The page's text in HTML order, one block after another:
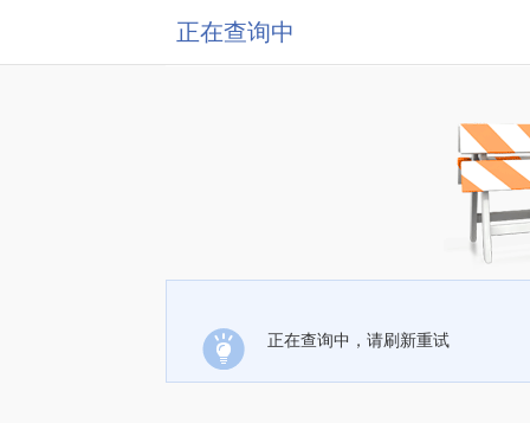
正在查询中
正在查询中，请刷新重试